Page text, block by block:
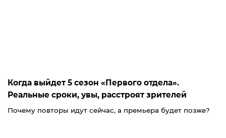
Когда выйдет 5 сезон «Первого отдела».
Реальные сроки, увы, расстроят зрителей
Почему повторы идут сейчас, а премьера будет позже?